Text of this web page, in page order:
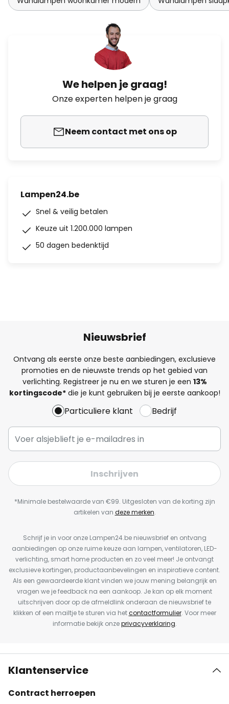
We helpen je graag!
Onze experten helpen je graag
Neem contact met ons op
Lampen24.be
Snel & veilig betalen
Keuze uit 1.200.000 lampen
50 dagen bedenktijd
Nieuwsbrief
Ontvang als eerste onze beste aanbiedingen, exclusieve
promoties en de nieuwste trends op het gebied van
verlichting. Registreer je nu en we sturen je een 13%
kortingscode*die je kunt gebruiken bij je eerste aankoop!
Particuliere klant Bedrijf
Inschrijven
*Minimale bestelwaarde van €99. Uitgesloten van de korting zijn
artikelen van deze merken.
Schrijf je in voor onze Lampen24.be nieuwsbrief en ontvang
aanbiedingen op onze ruime keuze aan lampen, ventilatoren, LED-
verlichting, smart home producten en zo veel meer! Je ontvangt
exclusieve kortingen, productaanbevelingen en inspiratieve content.
Als een gewaardeerde klant vinden we jouw mening belangrijk en
vragen we je feedback na een aankoop. Je kan op elk moment
uitschrijven door op de afmeldlink onderaan de nieuwsbrief te
klikken of een mailtje te sturen via hetcontactformulier. Voor meer
informatie bekijk onzeprivacyverklaring.
Klantenservice
Contract herroepen